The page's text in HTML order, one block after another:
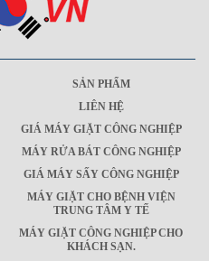
SẢN PHẨM
LIÊN HỆ
GIÁ MÁY GIẶT CÔNG NGHIỆP
MÁY RỬA BÁT CÔNG NGHIỆP
GIÁ MÁY SẤY CÔNG NGHIỆP
MÁY GIẶT CHO BỆNH VIỆN
TRUNG TÂM Y TẾ
MÁY GIẶT CÔNG NGHIỆP CHO
KHÁCH SẠN.